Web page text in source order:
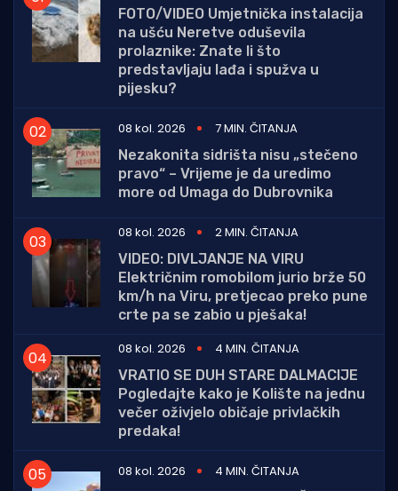
FOTO/VIDEO Umjetnička instalacija
na ušću Neretve oduševila
prolaznike: Znate li što
predstavljaju lađa i spužva u
pijesku?
08 kol. 2026
7 MIN. ČITANJA
Nezakonita sidrišta nisu „stečeno
pravo“ – Vrijeme je da uredimo
more od Umaga do Dubrovnika
08 kol. 2026
2 MIN. ČITANJA
VIDEO: DIVLJANJE NA VIRU
Električnim romobilom jurio brže 50
km/h na Viru, pretjecao preko pune
crte pa se zabio u pješaka!
08 kol. 2026
4 MIN. ČITANJA
VRATIO SE DUH STARE DALMACIJE
Pogledajte kako je Kolište na jednu
večer oživjelo običaje privlačkih
predaka!
08 kol. 2026
4 MIN. ČITANJA